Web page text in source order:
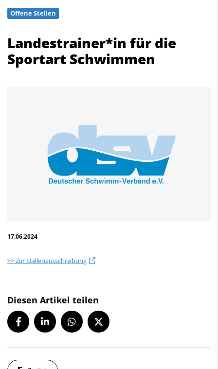
Offene Stellen
Landestrainer*in für die
Sportart Schwimmen
17.06.2024
>> Zur Stellenausschreibung
Diesen Artikel teilen
Schwimmen
Wasserspringen
Wasserball
Synchronschwimmen
Fax: +49 561 94083-15
info@dsv.de